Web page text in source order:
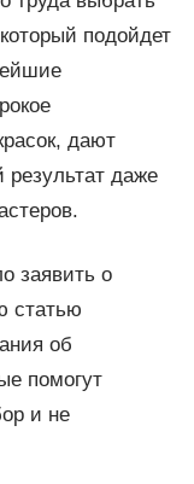
подойдет
дают
результат даже
заявить о
статью
об
помогут
и не